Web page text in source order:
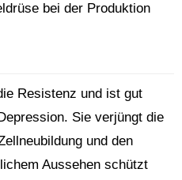
bei der Produktion
Resistenz und ist gut
Sie verjüngt die
und den
Aussehen schützt